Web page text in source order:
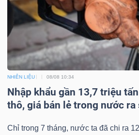
NHIÊN LIỆU 08/08 10:34
Nhập khẩu gần 13,7 triệu
thô, giá bán lẻ trong nước ra
Chỉ trong 7 tháng, nước ta đã chi ra
NGHỆ
THÔNG
TIN
DỊCH
VỤ
THÔNG